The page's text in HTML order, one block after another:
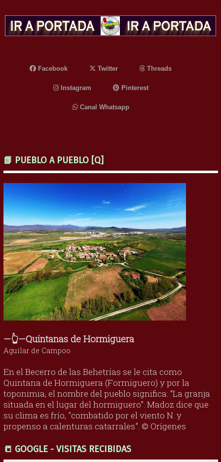
Facebook Twitter Threads
Instagram Pinterest
Canal Whatsapp
📗 PUEBLO A PUEBLO [Q]
—👆—Quintanas de Hormiguera
Aguilar de Campoo
En el Becerro de las Behetrías se le cita como
Quintana de Hormiguera (Formiguero) y por la
toponimia, el nombre del pueblo significa: “La granja
situada en el lugar del hormiguero”. Madoz dice que
su clima es frío, "combatido por el viento N. y
propenso a calenturas catarrales". © Orígenes
📒 GOOGLE - VISITAS RECIBIDAS